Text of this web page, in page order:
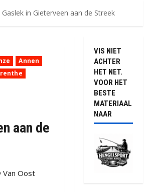
Gaslek in Gieterveen aan de Streek
Annen
aan de
Oost
VIS NIET
ACHTER
HET NET.
VOOR HET
BESTE
MATERIAAL
NAAR